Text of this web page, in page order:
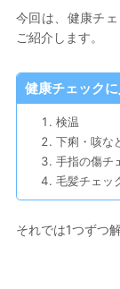
今回は、健康チ
ご紹介します。
健康チェック
検温
下痢・咳な
手指の傷チ
毛髪チェッ
それでは1つずつ